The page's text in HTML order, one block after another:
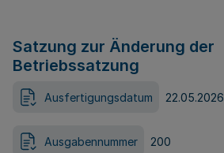
Satzung zur Änderung der
Betriebssatzung
Ausfertigungsdatum 22.05.2026
Ausgabennummer 200